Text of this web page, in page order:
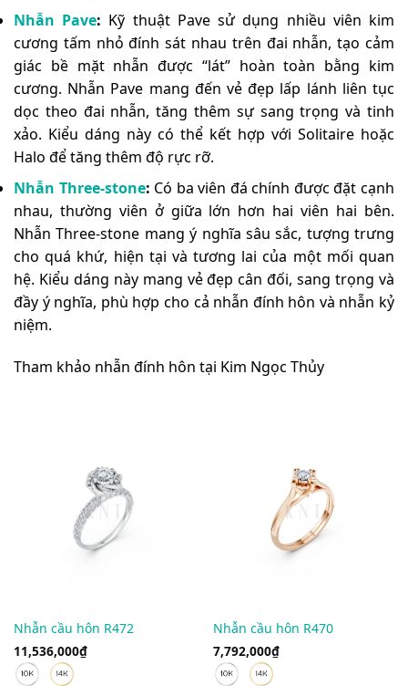
Nhẫn Pave: Kỹ thuật Pave sử dụng nhiều viên kim
cương tấm nhỏ đính sát nhau trên đai nhẫn, tạo cảm
giác bề mặt nhẫn được “lát” hoàn toàn bằng kim
cương. Nhẫn Pave mang đến vẻ đẹp lấp lánh liên tục
dọc theo đai nhẫn, tăng thêm sự sang trọng và tinh
xảo. Kiểu dáng này có thể kết hợp với Solitaire hoặc
Halo để tăng thêm độ rực rỡ.
Nhẫn Three-stone: Có ba viên đá chính được đặt cạnh
nhau, thường viên ở giữa lớn hơn hai viên hai bên.
Nhẫn Three-stone mang ý nghĩa sâu sắc, tượng trưng
cho quá khứ, hiện tại và tương lai của một mối quan
hệ. Kiểu dáng này mang vẻ đẹp cân đối, sang trọng và
đầy ý nghĩa, phù hợp cho cả nhẫn đính hôn và nhẫn kỷ
niệm.
Tham khảo nhẫn đính hôn tại Kim Ngọc Thủy
Nhẫn cầu hôn R472
11,536,000₫
Nhẫn cầu hôn R470
7,792,000₫